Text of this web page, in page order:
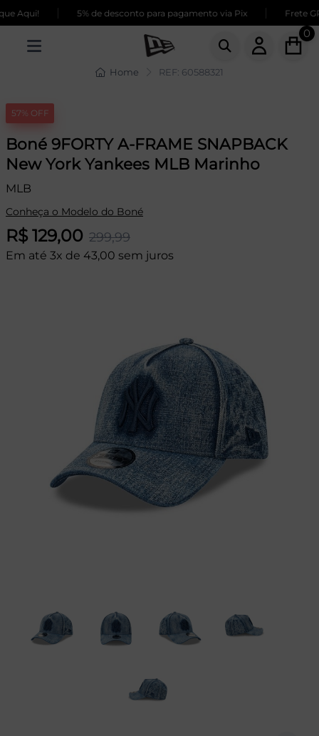
Aqui! 5% de desconto para pagamento via Pix Frete
0
Home REF: 60588321
57% OFF
Boné 9FORTY A-FRAME SNAPBACK
New York Yankees MLB Marinho
MLB
Conheça o Modelo do Boné
R$ 129,00 299,99
Em até 3x de 43,00 sem juros